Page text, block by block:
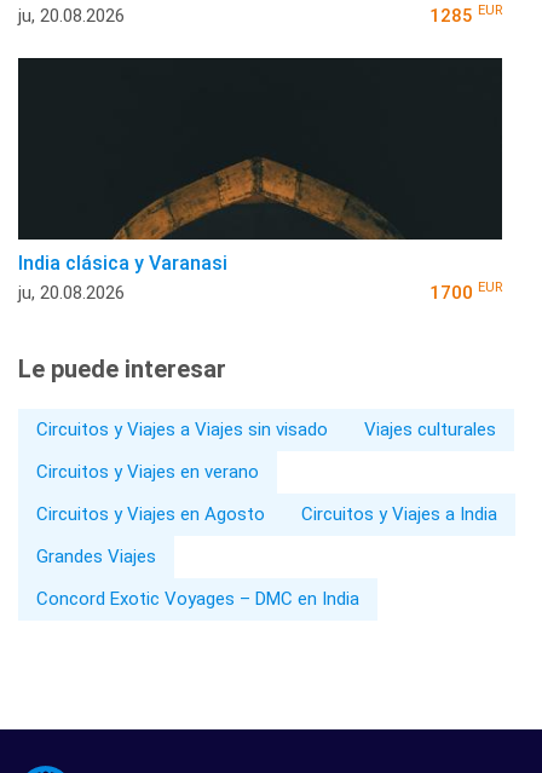
ju, 20.08.2026 1285 EUR
India clásica y Varanasi
ju, 20.08.2026 1700 EUR
Le puede interesar
Circuitos y Viajes a Viajes sin visado
Viajes culturales
Circuitos y Viajes en verano
Circuitos y Viajes en Agosto
Circuitos y Viajes a India
Grandes Viajes
Concord Exotic Voyages – DMC en India